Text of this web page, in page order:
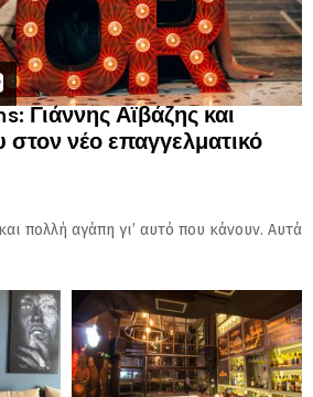
Γιάννης Αϊβάζης και
στον νέο επαγγελματικό
πολλή αγάπη γι’ αυτό που κάνουν. Αυτά